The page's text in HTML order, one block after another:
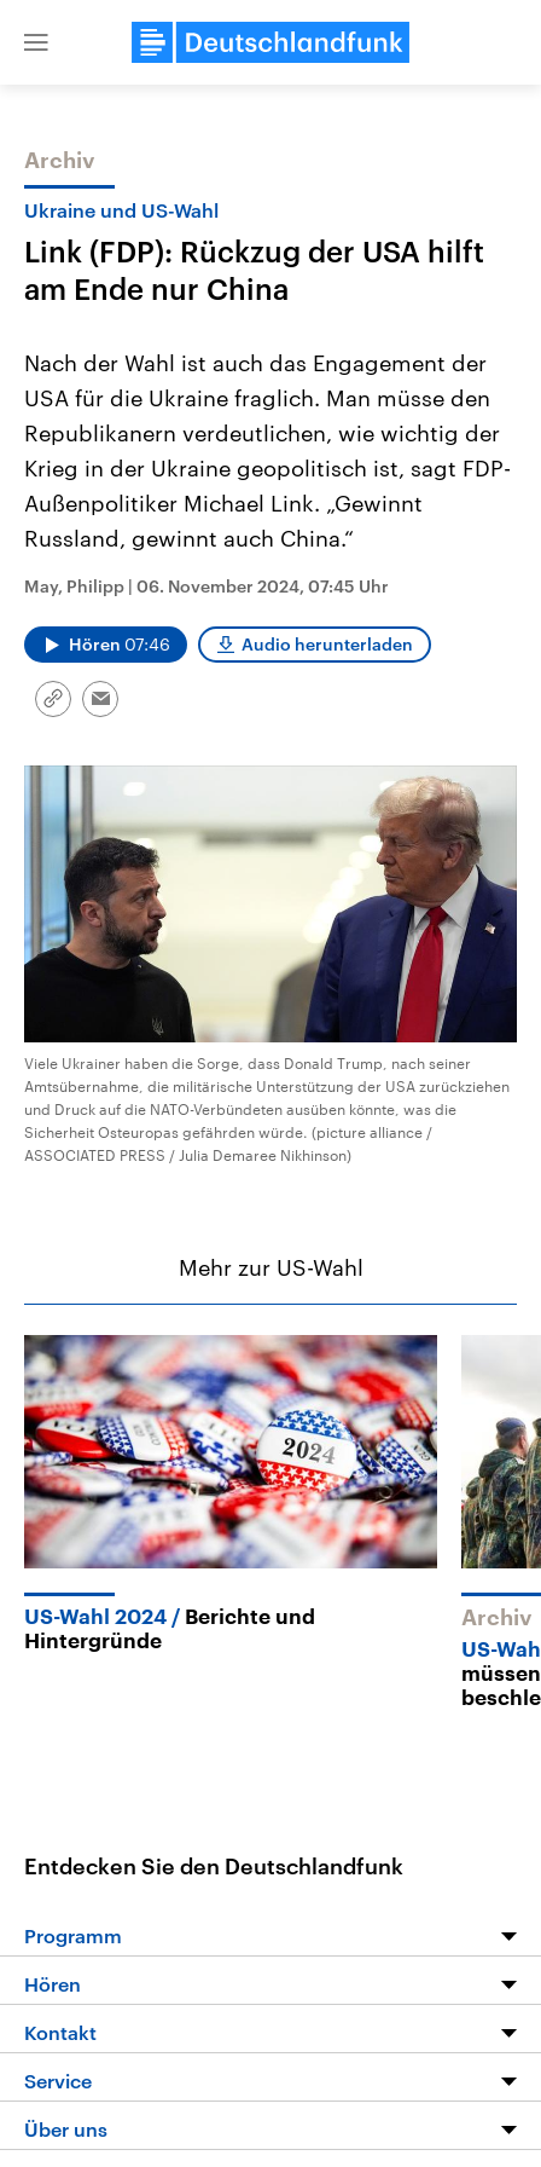
Close
Themen
Landtagswahl Sachsen-Anhalt
2026
Alle Informationen
Sachsen-Anhalt wählt am 6.
September 2026 einen neuen
Landtag. Seit 2021 wird das
Bundesland von einer Koalition aus
CDU, SPD und FDP regiert.-
Umfragen, Prognosen,
Wahlprogramme, aktuelle Berichte
und Kandidaten der anstehenden
Wahl.
USA
Aktuelle Beiträge,
Hintergründe
Wirtschaftlich und
gehören die Vereinigten
den mächtigsten Ländern
mit großem Einfluss auf
Archiv
Ukraine und US-Wahl
Link (FDP): Rückzug der USA hilft
am Ende nur China
Nach der Wahl ist auch das Engagement der
USA für die Ukraine fraglich. Man müsse den
Republikanern verdeutlichen, wie wichtig der
Krieg in der Ukraine geopolitisch ist, sagt FDP-
Außenpolitiker Michael Link. „Gewinnt
Russland, gewinnt auch China.“
May, Philipp | 06. November 2024, 07:45 Uhr
Hören 07:46 Audio herunterladen
Link
Email
Viele Ukrainer haben die Sorge, dass Donald Trump, nach seiner
Amtsübernahme, die militärische Unterstützung der USA zurückziehen
und Druck auf die NATO-Verbündeten ausüben könnte, was die
Sicherheit Osteuropas gefährden würde. (picture alliance /
ASSOCIATED PRESS / Julia Demaree Nikhinson)
Mehr zur US-Wahl
US-Wahl 2024
Berichte und
Hintergründe
Archiv
US-
Entdecken Sie den Deutschlandfunk
Programm
Programm
Die Nachrichten
Nachrichtenleicht
Neue Beiträge auf dlf.de
Hören
Livestream
Podcasts
Deutschlandfunk App
Kontakt
Hörerservice
Service
FAQ
Über uns